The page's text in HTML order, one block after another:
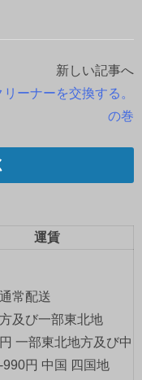
新しい記事へ
リーナーを交換する。
の巻
運賃
常配送
及び一部東北地
一部東北地方及び中
990円 中国 四国地